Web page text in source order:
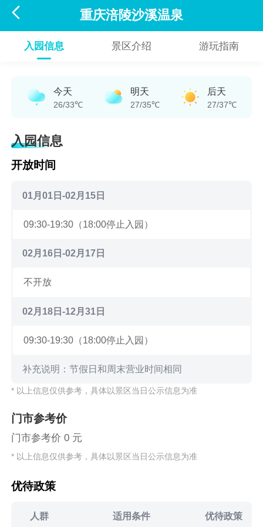
 重庆涪陵沙溪温泉
入园信息 景区介绍 游玩指南
今天
26/33℃
明天
27/35℃
后天
27/37℃
入园信息
开放时间
01月01日-02月15日
09:30-19:30（18:00停止入园）
02月16日-02月17日
不开放
02月18日-12月31日
09:30-19:30（18:00停止入园）
补充说明：节假日和周末营业时间相同
* 以上信息仅供参考，具体以景区当日公示信息为准
门市参考价
门市参考价 0 元
* 以上信息仅供参考，具体以景区当日公示信息为准
优待政策
人群 适用条件 优待政策